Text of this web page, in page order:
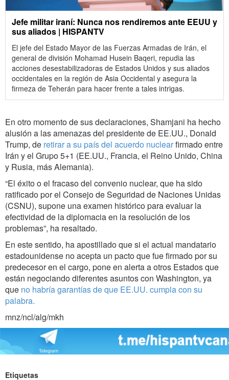
Jefe militar iraní: Nunca nos rendiremos ante EEUU y
sus aliados | HISPANTV
El jefe del Estado Mayor de las Fuerzas Armadas de Irán, el
general de división Mohamad Husein Baqeri, repudia las
acciones desestabilizadoras de Estados Unidos y sus aliados
occidentales en la región de Asia Occidental y asegura la
firmeza de Teherán para hacer frente a tales intrigas.
En otro momento de sus declaraciones, Shamjani ha hecho
alusión a las amenazas del presidente de EE.UU., Donald
Trump, de retirar a su país del acuerdo nuclearfirmado entre
Irán y el Grupo 5+1 (EE.UU., Francia, el Reino Unido, China
y Rusia, más Alemania).
“El éxito o el fracaso del convenio nuclear, que ha sido
ratificado por el Consejo de Seguridad de Naciones Unidas
(CSNU), supone una examen histórico para evaluar la
efectividad de la diplomacia en la resolución de los
problemas”, ha resaltado.
En este sentido, ha apostillado que si el actual mandatario
estadounidense no acepta un pacto que fue firmado por su
predecesor en el cargo, pone en alerta a otros Estados que
están negociando diferentes asuntos con Washington, ya
que no habría garantías de que EE.UU. cumpla con su
palabra.
mnz/ncl/alg/mkh
Etiquetas